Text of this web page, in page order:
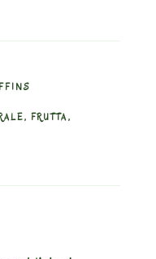
, FRUTTA,